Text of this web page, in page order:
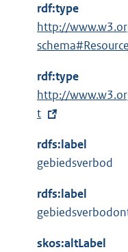
e
r
n
l
i
k
:
rdf:type
E
x
e
r
n
n
k
http://
schema#Resource
rdf:type
E
x
e
r
i
http://
t
rdfs:label
gebiedsverbod
rdfs:label
skos:altLabel